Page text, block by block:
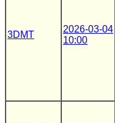
3DMT
2026-03-04
10:00